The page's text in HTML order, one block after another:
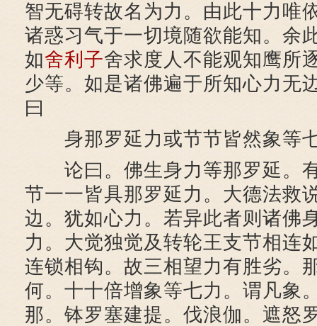
智无碍转故名为力。由此十力唯
诸惑习气于一切境随欲能知。余
如舍利子舍求度人不能观知鹰所
少等。如是诸佛遍于所知心力无
曰
身那罗延力或节节皆然象等
论曰。佛生身力等那罗延。
节一一皆具那罗延力。大德法救
边。犹如心力。若异此者则诸佛
力。大觉独觉及转轮王支节相连
连锁相钩。故三相望力有胜劣。
何。十十倍增象等七力。谓凡象
那。钵罗塞建提。伐浪伽。遮怒